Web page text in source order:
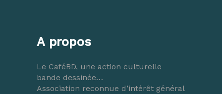
A propos
Le CaféBD, une action culturelle
bande dessinée…
Association reconnue d’intérêt général